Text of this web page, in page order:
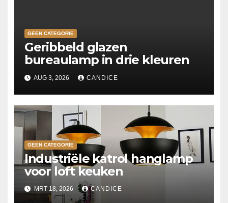
GEEN CATEGORIE
Geribbeld glazen
bureaulamp in drie kleuren
AUG 3, 2026 CANDICE
GEEN CATEGORIE
Industriële katrol hanglamp
voor loft keuken
MRT 18, 2026 CANDICE